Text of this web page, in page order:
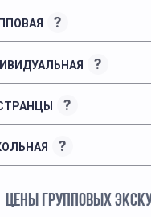
?
?
?
?
ЦЕНЫ ГРУППОВЫХ